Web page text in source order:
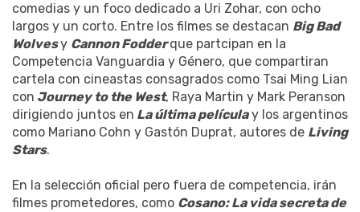
comedias y un foco dedicado a Uri Zohar, con ocho
largos y un corto. Entre los filmes se destacan Big Bad
Wolvesy Cannon Fodderque partcipan en la
Competencia Vanguardia y Género, que compartiran
cartela con cineastas consagrados como Tsai Ming Lian
con Journey to the West, Raya Martin y Mark Peranson
dirigiendo juntos en La última películay los argentinos
como Mariano Cohn y Gastón Duprat, autores de Living
Stars.
En la selección oficial pero fuera de competencia, irán
filmes prometedores, como Cosano: La vida secreta de